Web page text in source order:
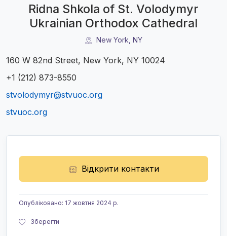
Відкрити контакти
Опубліковано: 17 жовтня 2024 р.
Зберегти
Ridna Shkola of St. Volodymyr
Ukrainian Orthodox Cathedral
New York, NY
160 W 82nd Street, New York, NY 10024
+1 (212) 873-8550
stvolodymyr@stvuoc.org
stvuoc.org